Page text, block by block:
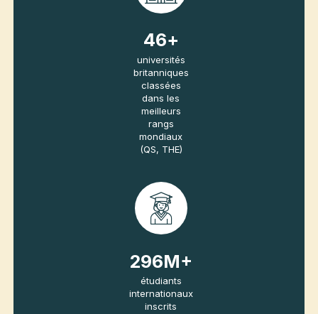
67+
britanniques
classées
dans les
meilleurs
mondiaux
(QS, THE)